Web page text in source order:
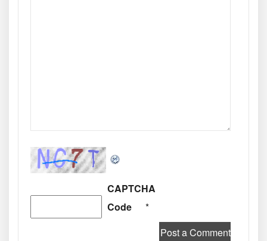
CAPTCHA
Code
*